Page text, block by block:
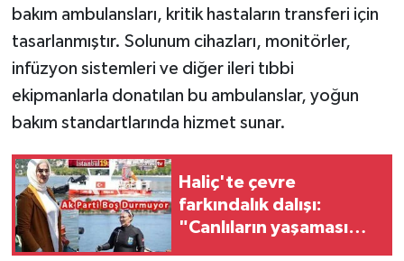
bakım ambulansları, kritik hastaların transferi için
tasarlanmıştır. Solunum cihazları, monitörler,
infüzyon sistemleri ve diğer ileri tıbbi
ekipmanlarla donatılan bu ambulanslar, yoğun
bakım standartlarında hizmet sunar.
Haliç'te çevre
farkındalık dalışı:
"Canlıların yaşaması